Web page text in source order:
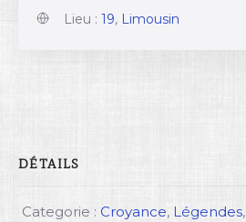
Lieu : 19, Limousin
DÉTAILS
Categorie : Croyance, Légendes,